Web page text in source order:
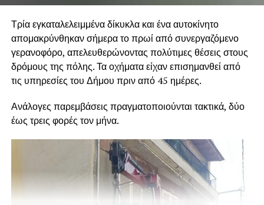
Τρία εγκαταλελειμμένα δίκυκλα και ένα αυτοκίνητο
απομακρύνθηκαν σήμερα το πρωί από συνεργαζόμενο
γερανοφόρο, απελευθερώνοντας πολύτιμες θέσεις στους
δρόμους της πόλης. Τα οχήματα είχαν επισημανθεί από
τις υπηρεσίες του Δήμου πριν από 45 ημέρες.
Ανάλογες παρεμβάσεις πραγματοποιούνται τακτικά, δύο
έως τρεις φορές τον μήνα.